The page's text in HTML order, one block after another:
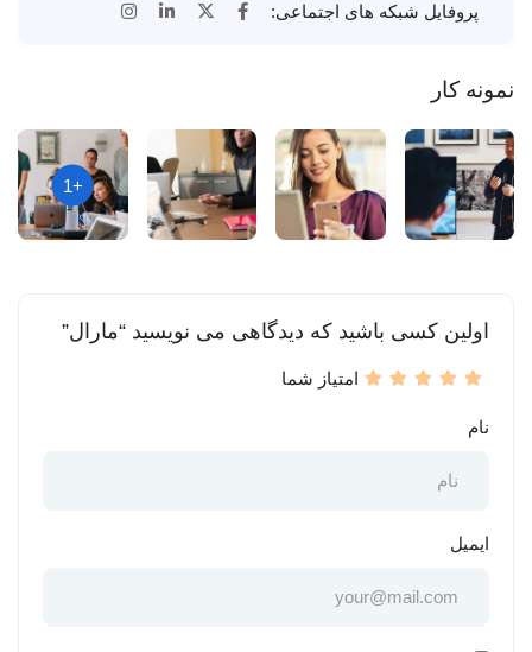
پروفایل شبکه های اجتماعی:
نمونه کار
+1
اولین کسی باشید که دیدگاهی می نویسید “مارال”
امتیاز شما
نام
ایمیل